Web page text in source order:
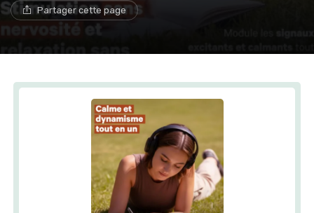
Partager cette page